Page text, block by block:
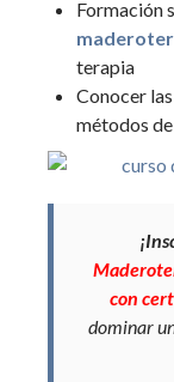
Formación
terapia
Conocer
métodos
con
dominar